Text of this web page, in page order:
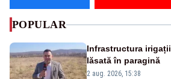
POPULAR
Infrastructura
lăsată în paragină
2 aug. 2026, 15:38